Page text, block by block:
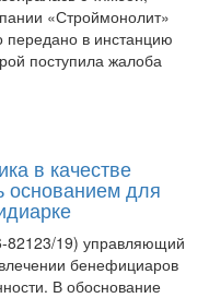
поступила жалоба
для
19) управляющий
бенефициаров
В обоснование
ряда